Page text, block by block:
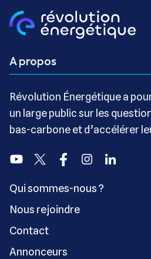
A propos
Révolution Énergétique a
un large public sur les
bas-carbone et d’accélérer
YoutubeTwitter FacebookInstagramLinkedin
Qui sommes-nous ?
Nous rejoindre
Contact
Annonceurs